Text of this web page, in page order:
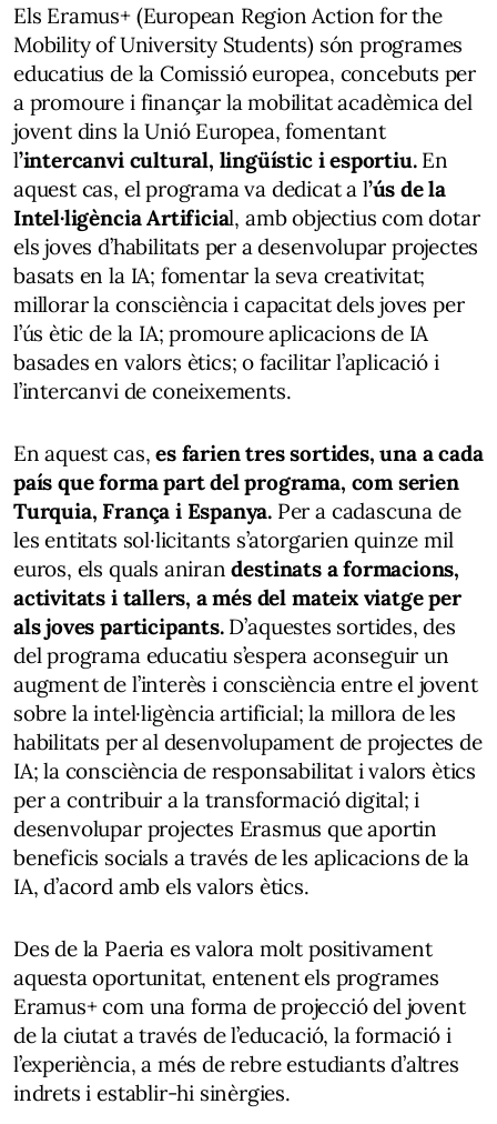
Els Eramus+ (European Region Action for the
Mobility of University Students) són programes
educatius de la Comissió europea, concebuts per
a promoure i finançar la mobilitat acadèmica del
jovent dins la Unió Europea, fomentant
l’intercanvi cultural, lingüístic i esportiu.En
aquest cas, el programa va dedicat a l’ús de la
Intel·ligència Artificial, amb objectius com dotar
els joves d’habilitats per a desenvolupar projectes
basats ​​en la IA; fomentar la seva creativitat;
millorar la consciència i capacitat dels joves per
l’ús ètic de la IA; promoure aplicacions de IA
basades en valors ètics; o facilitar l’aplicació i
l’intercanvi de coneixements.
En aquest cas,es farien tres sortides, una a cada
país que forma part del programa, com serien
Turquia, França i Espanya. Per a cadascuna de
les entitats sol·licitants s’atorgarien quinze mil
euros, els quals aniran destinats a formacions,
activitats i tallers, a més del mateix viatge per
als joves participants. D’aquestes sortides, des
del programa educatiu s’espera aconseguir un
augment de l’interès i consciència entre el jovent
sobre la intel·ligència artificial; la millora de les
habilitats per al desenvolupament de projectes de
IA; la consciència de responsabilitat i valors ètics
per a contribuir a la transformació digital; i
desenvolupar projectes Erasmus que aportin
beneficis socials a través de les aplicacions de la
IA, d’acord amb els valors ètics.
Des de la Paeria es valora molt positivament
aquesta oportunitat, entenent els programes
Eramus+ com una forma de projecció del jovent
de la ciutat a través de l’educació, la formació i
l’experiència, a més de rebre estudiants d’altres
indrets i establir-hi sinèrgies.